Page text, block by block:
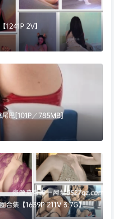
1241P 2V】
巴[101P／785MB]
合集【1639P 211V 3.7G】